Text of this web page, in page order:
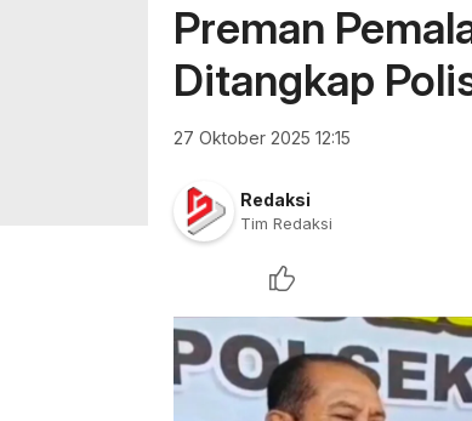
Preman
Ditangkap
27 Oktober 2025 12:15
Redaksi
Tim Redaksi